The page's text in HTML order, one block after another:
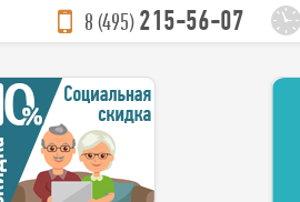
8 (495)215-56-07